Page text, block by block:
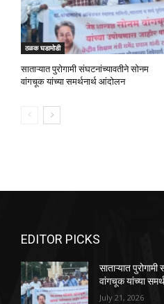
ठळक घडामोडी
साताऱ्यात पुरोगामी संघटनांच्यावतीने सोनम
वांगचूक यांच्या समर्थनार्थ आंदोलन
EDITOR PICKS
साताऱ्यात
वांगचूक यांच्या
July 21, 2026